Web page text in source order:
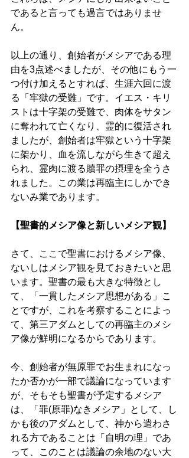
であると言っても過言ではありませ
ん。
以上の通り、創始者がメシアである理
由を3点述べましたが、その他にもう一
つ付け加えるとすれば、生涯六回に渡
る「牢獄の受難」です。イエス・キリ
ストは十字架の受難で、肉体をサタン
に奪われて亡くなり、霊的に復活され
ましたが、創始者は牢獄という十字架
に架かり、血を流しながら生きて超え
られ、霊肉に渡る贖罪の摂理を全うさ
れました。この業は再臨主にしかでき
ないみ業であります。
【聖書的メシア像と新しいメシア観】
さて、ここで聖書におけるメシア像、
ないしはメシア観を見ておきたいと思
います。聖書の最も大きな特徴とし
て、「一貫したメシア思想がある」こ
とですが、これを考察することによっ
て、第三アダムとしての再臨主のメシ
ア像が鮮明になるからであります。
今、創始者が無原罪でお生まれになっ
たか否かが一部で議論になっています
が、そもそも聖書が予定するメシア
は、「罪(原罪)なきメシア」として、し
かも後のアダムとして、神から遣わさ
れる方であることは「自明の理」であ
って、このことは議論の余地のない大